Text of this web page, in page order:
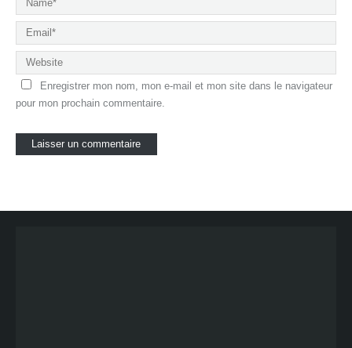
Enregistrer mon nom, mon e-mail et mon site dans le navigateur
pour mon prochain commentaire.